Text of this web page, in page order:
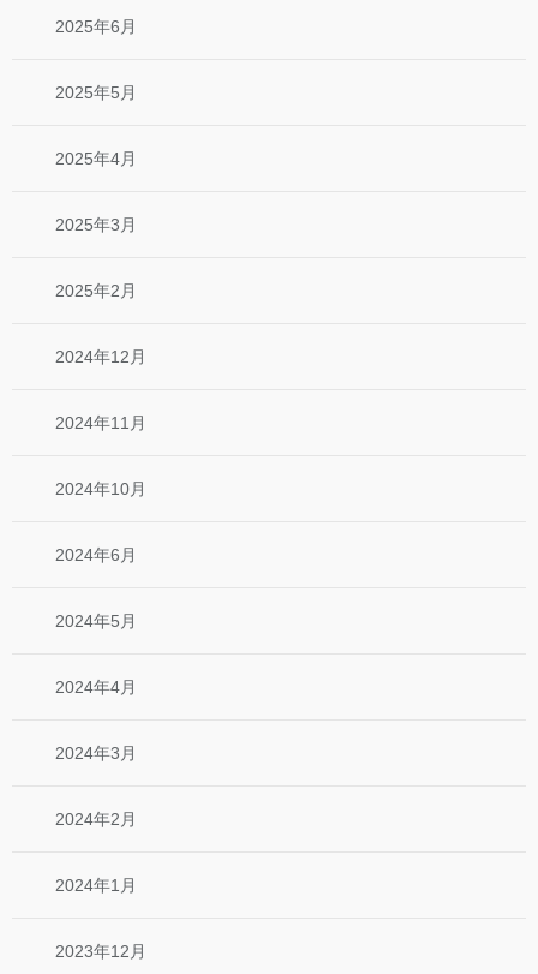
2025年6月
2025年5月
2025年4月
2025年3月
2025年2月
2024年12月
2024年11月
2024年10月
2024年6月
2024年5月
2024年4月
2024年3月
2024年2月
2024年1月
2023年12月